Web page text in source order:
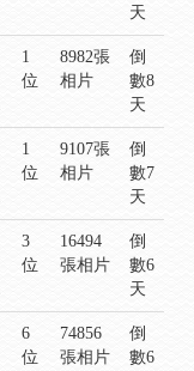
天
1
位
8982張
相片
倒
數8
天
1
位
9107張
相片
倒
數7
天
3
位
16494
張相片
倒
數6
天
6
位
74856
張相片
倒
數6